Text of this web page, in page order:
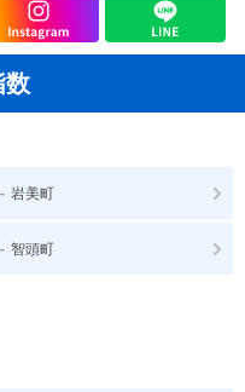
数
岩美町
智頭町